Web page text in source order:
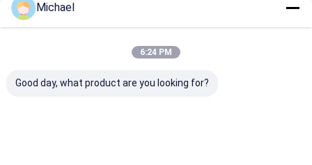
Empfohlene Produkte
Michael
6:24 PM
Good day, what product are you looking for?